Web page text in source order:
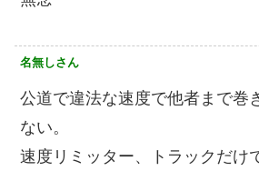
名無しさん
公道で違法な速度で他者まで巻
ない。
速度リミッター、トラックだけ